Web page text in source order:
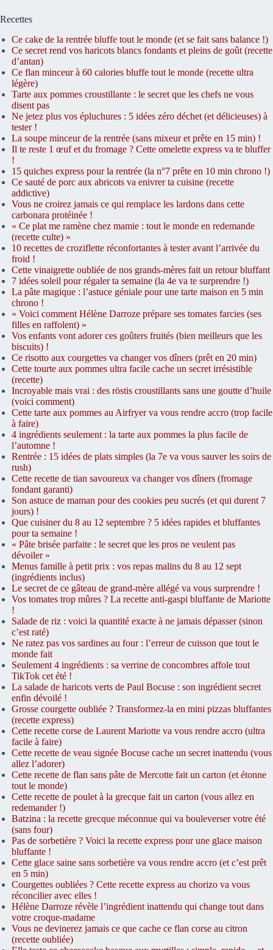
Recettes
Ce cake de la rentrée bluffe tout le monde (et se fait sans balance !)
Ce secret rend vos haricots blancs fondants et pleins de goût (recette
d’antan)
Ce flan minceur à 60 calories bluffe tout le monde (recette ultra
légère)
Tarte aux pommes croustillante : le secret que les chefs ne vous
disent pas
Ne jetez plus vos épluchures : 5 idées zéro déchet (et délicieuses) à
tester !
La soupe minceur de la rentrée (sans mixeur et prête en 15 min) !
Il te reste 1 œuf et du fromage ? Cette omelette express va te bluffer
!
15 quiches express pour la rentrée (la n°7 prête en 10 min chrono !)
Ce sauté de porc aux abricots va enivrer ta cuisine (recette
addictive)
Vous ne croirez jamais ce qui remplace les lardons dans cette
carbonara protéinée !
« Ce plat me ramène chez mamie : tout le monde en redemande
(recette culte) »
10 recettes de croziflette réconfortantes à tester avant l’arrivée du
froid !
Cette vinaigrette oubliée de nos grands-mères fait un retour bluffant
7 idées soleil pour régaler ta semaine (la 4e va te surprendre !)
La pâte magique : l’astuce géniale pour une tarte maison en 5 min
chrono !
« Voici comment Hélène Darroze prépare ses tomates farcies (ses
filles en raffolent) »
Vos enfants vont adorer ces goûters fruités (bien meilleurs que les
biscuits) !
Ce risotto aux courgettes va changer vos dîners (prêt en 20 min)
Cette tourte aux pommes ultra facile cache un secret irrésistible
(recette)
Incroyable mais vrai : des röstis croustillants sans une goutte d’huile
(voici comment)
Cette tarte aux pommes au Airfryer va vous rendre accro (trop facile
à faire)
4 ingrédients seulement : la tarte aux pommes la plus facile de
l’automne !
Rentrée : 15 idées de plats simples (la 7e va vous sauver les soirs de
rush)
Cette recette de tian savoureux va changer vos dîners (fromage
fondant garanti)
Son astuce de maman pour des cookies peu sucrés (et qui durent 7
jours) !
Que cuisiner du 8 au 12 septembre ? 5 idées rapides et bluffantes
pour ta semaine !
« Pâte brisée parfaite : le secret que les pros ne veulent pas
dévoiler »
Menus famille à petit prix : vos repas malins du 8 au 12 sept
(ingrédients inclus)
Le secret de ce gâteau de grand-mère allégé va vous surprendre !
Vos tomates trop mûres ? La recette anti-gaspi bluffante de Mariotte
!
Salade de riz : voici la quantité exacte à ne jamais dépasser (sinon
c’est raté)
Ne ratez pas vos sardines au four : l’erreur de cuisson que tout le
monde fait
Seulement 4 ingrédients : sa verrine de concombres affole tout
TikTok cet été !
La salade de haricots verts de Paul Bocuse : son ingrédient secret
enfin dévoilé !
Grosse courgette oubliée ? Transformez-la en mini pizzas bluffantes
(recette express)
Cette recette corse de Laurent Mariotte va vous rendre accro (ultra
facile à faire)
Cette recette de veau signée Bocuse cache un secret inattendu (vous
allez l’adorer)
Cette recette de flan sans pâte de Mercotte fait un carton (et étonne
tout le monde)
Cette recette de poulet à la grecque fait un carton (vous allez en
redemander !)
Batzina : la recette grecque méconnue qui va bouleverser votre été
(sans four)
Pas de sorbetière ? Voici la recette express pour une glace maison
bluffante !
Cette glace saine sans sorbetière va vous rendre accro (et c’est prêt
en 5 min)
Courgettes oubliées ? Cette recette express au chorizo va vous
réconcilier avec elles !
Hélène Darroze révèle l’ingrédient inattendu qui change tout dans
votre croque-madame
Vous ne devinerez jamais ce que cache ce flan corse au citron
(recette oubliée)